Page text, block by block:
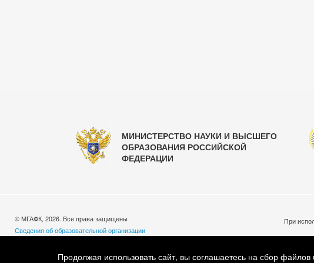
Продолжая использовать сайт, вы соглашаетесь на сбор файлов
МИНИСТЕРСТВО НАУКИ И ВЫСШЕГО
ОБРАЗОВАНИЯ РОССИЙСКОЙ
ФЕДЕРАЦИИ
© МГАФК, 2026. Все права защищены
Сведения об образовательной организации
140032, Московская обл., Люберецкий р-н, пос. Малаховка, ул. Шоссейная, д.33
При